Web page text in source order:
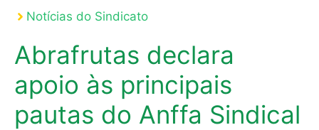
Notícias do Sindicato
Abrafrutas declara
apoio às principais
pautas do Anffa Sindical